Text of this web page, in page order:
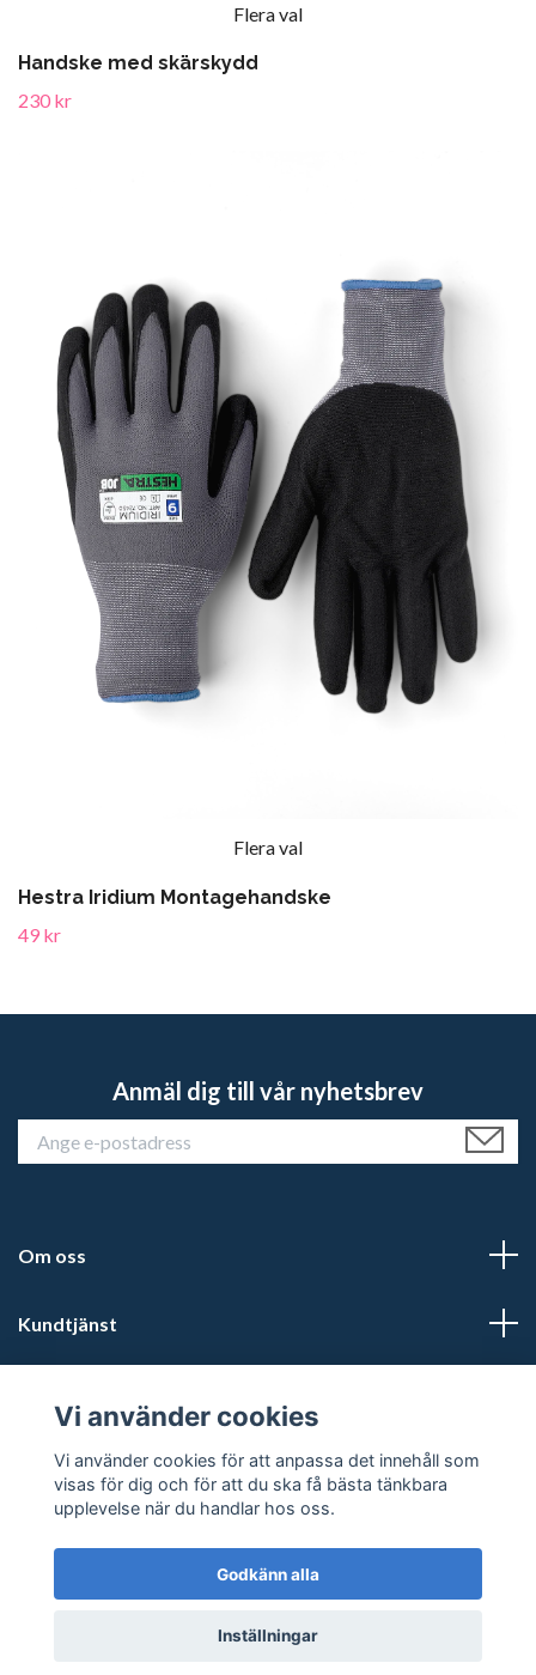
Flera val
Handske med skärskydd
230 kr
Flera val
Hestra Iridium Montagehandske
49 kr
Anmäl dig till vår nyhetsbrev
Om oss
Kundtjänst
Sociala medier
© 2026 Kalmars TravshopPowered by Quickbutik
Vi använder cookies
Vi använder cookies för att anpassa det innehåll som
visas för dig och för att du ska få bästa tänkbara
upplevelse när du handlar hos oss.
Godkänn alla
Inställningar